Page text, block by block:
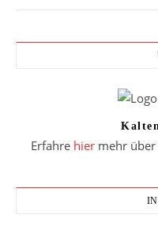
Erfahre hiermehr über